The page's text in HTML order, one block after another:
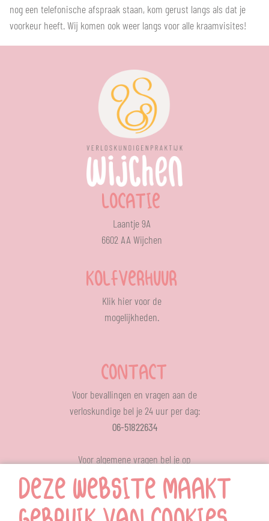
nog een telefonische afspraak staan, kom gerust langs als dat je
voorkeur heeft. Wij komen ook weer langs voor alle kraamvisites!
LOCATIE
Laantje 9A
6602 AA Wijchen
KOLFVERHUUR
Klik hiervoor de
mogelijkheden.
CONTACT
Voor bevallingen en vragen aan de
verloskundige bel je 24 uur per dag:
06-51822634
Voor algemene vragen bel je op
ons op werkdagen tussen 12.00 – 13.00 uur
024-6414709
MENU
DEZE WEBSITE MAAKT